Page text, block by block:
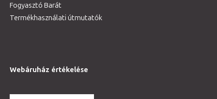
Fogyasztó Barát
Termékhasználati útmutatók
Webáruház értékelése